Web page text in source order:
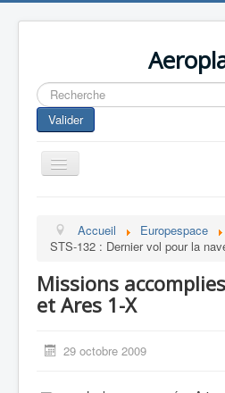
Rechercher
Valider
Toggle
Navigation
Aviation Commerciale
Aviation Militaire
Drones
Accueil
Europespace
STS-132 : Dernier vol pour la
Missions
et Ares 1-X
29 octobre 2009